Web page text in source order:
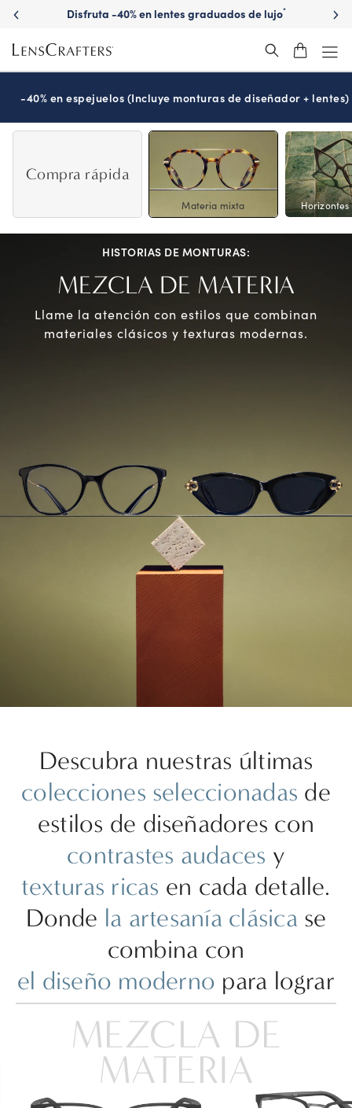
Skip
main
content
Disfruta -40% en lentes graduados de lujo*
-40% en espejuelos (Incluye monturas de diseñador + lentes)
Compra rápida
Materia mixta Horizontes
HISTORIAS DE MONTURAS:
MEZCLA DE MATERIA
Llame la atención con estilos que combinan
materiales clásicos y texturas modernas.
Descubra nuestras últimas
colecciones seleccionadas de
estilos de diseñadores con
contrastes audaces y
texturas ricas en cada detalle.
Donde la artesanía clásicase
combina con
el diseño moderno para lograr
una apariencia perfecta.
MEZCLA DE
MATERIA